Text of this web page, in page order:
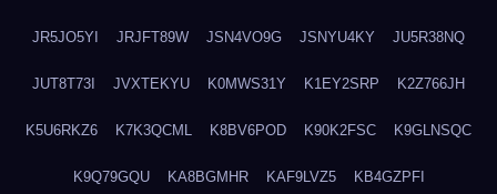
JR5JO5YI JRJFT89W JSN4VO9G JSNYU4KY JU5R38NQ
JUT8T73I JVXTEKYU K0MWS31Y K1EY2SRP K2Z766JH
K5U6RKZ6 K7K3QCML K8BV6POD K90K2FSC K9GLNSQC
K9Q79GQU KA8BGMHR KAF9LVZ5 KB4GZPFI